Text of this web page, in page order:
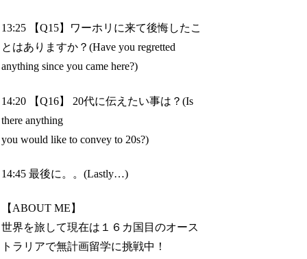
13:25 【Q15】ワーホリに来て後悔したこ
とはありますか？(Have you regretted
anything since you came here?)
14:20 【Q16】 20代に伝えたい事は？(Is
there anything
you would like to convey to 20s?)
14:45 最後に。。(Lastly…)
【ABOUT ME】
世界を旅して現在は１６カ国目のオース
トラリアで無計画留学に挑戦中！